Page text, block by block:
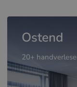
Ostend
20+